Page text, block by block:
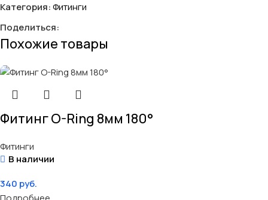
Категория:Фитинги
Поделиться:
Похожие товары
Фитинг O-Ring 8мм 180°
Фитинги
В наличии
340 руб.